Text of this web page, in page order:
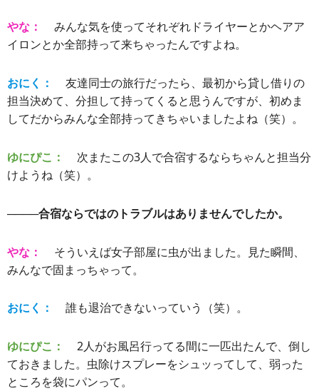
やな：
みんな気を使ってそれぞれドライヤーとかヘアア
イロンとか全部持って来ちゃったんですよね。
おにく：
友達同士の旅行だったら、最初から貸し借りの
担当決めて、分担して持ってくると思うんですが、初めま
してだからみんな全部持ってきちゃいましたよね（笑）。
ゆにぴこ：
次またこの3人で合宿するならちゃんと担当分
けようね（笑）。
────合宿ならではのトラブルはありませんでしたか。
やな：
そういえば女子部屋に虫が出ました。見た瞬間、
みんなで固まっちゃって。
おにく： 誰も退治できないっていう（笑）。
ゆにぴこ：
2人がお風呂行ってる間に一匹出たんで、倒し
ておきました。虫除けスプレーをシュッってして、弱った
ところを袋にパンって。